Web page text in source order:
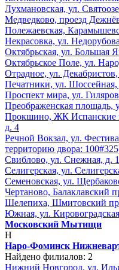
Лухмановская, ул.
Медведково, проезд
Полежаевская,
Некрасовка, ул.
Октябрьская, ул. Большая
Октябрьское Поле, ул.
Отрадное, ул. Декабристов,
Печатники, ул. Шоссейная,
Проспект мира, ул.
Преображенская площадь,
Прокшино, ЖК Испанские
д. 4
Речной Вокзал, ул.
территорию двора:
Свиблово, ул. Снежная, д.
Селигерская, ул.
Семеновская, ул.
Чертаново, Балаклавский
Шелепиха, Шмитовский
Южная, ул.
Московский Мытищи
Н
Наро-Фоминск
Найдено филиалов: 2
Нижний Новгород, ул.